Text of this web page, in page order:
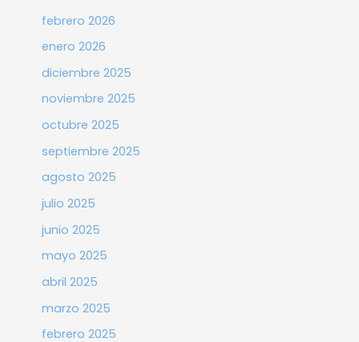
febrero 2026
enero 2026
diciembre 2025
noviembre 2025
octubre 2025
septiembre 2025
agosto 2025
julio 2025
junio 2025
mayo 2025
abril 2025
marzo 2025
febrero 2025